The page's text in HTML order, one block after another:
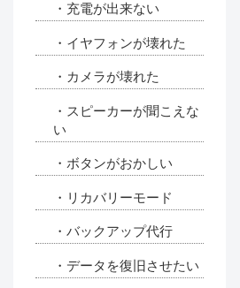
・充電が出来ない
・イヤフォンが壊れた
・カメラが壊れた
・スピーカーが聞こえな
い
・ボタンがおかしい
・リカバリーモード
・バックアップ代行
・データを復旧させたい